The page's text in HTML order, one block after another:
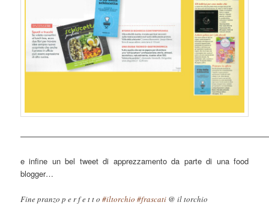
e infine un bel tweet di apprezzamento da parte di una food
blogger…
Fine pranzo p e r f e t t o#iltorchio #frascati @ il torchio